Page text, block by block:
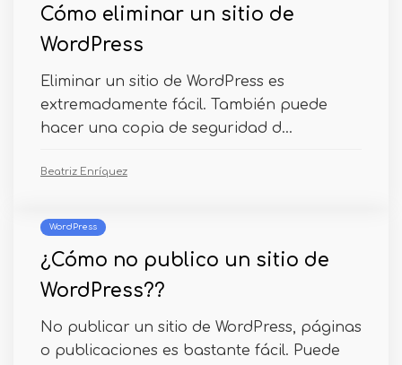
Cómo eliminar un sitio de
WordPress
Eliminar un sitio de WordPress es
extremadamente fácil. También puede
hacer una copia de seguridad d...
Beatriz Enríquez
WordPress
¿Cómo no publico un sitio de
WordPress??
No publicar un sitio de WordPress, páginas
o publicaciones es bastante fácil. Puede